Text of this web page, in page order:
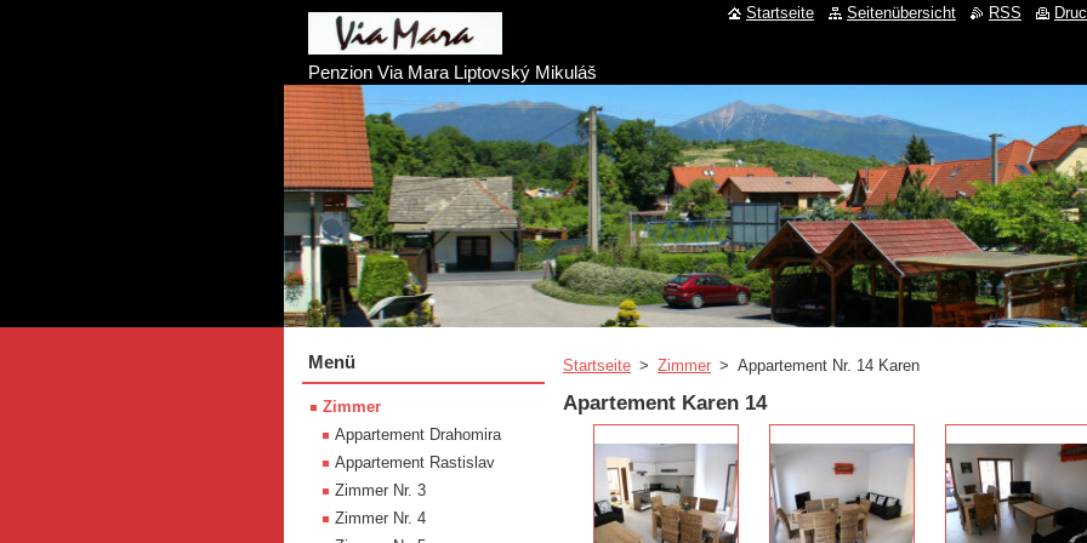
Penzion Via Mara Liptovský Mikuláš
Startseite > Zimmer > Appartement Nr. 14 Karen
Apartement Karen 14
Menü
Zimmer
Appartement Drahomira
Appartement Rastislav
Zimmer Nr. 3
Zimmer Nr. 4
Startseite Seitenübersicht RSS